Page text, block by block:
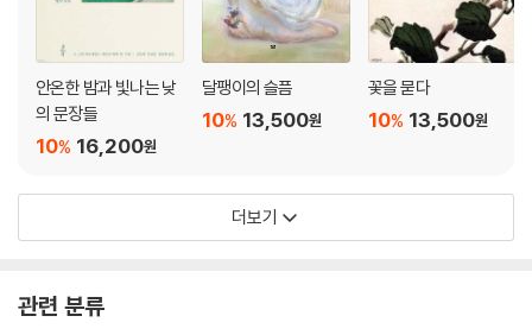
안온한 밤과 빛나는 낮
의 문장들
16,200원
10%
달팽이의 슬픔
13,500원
10%
꽃을 묻다
13,500원
10%
더보기
관련 분류